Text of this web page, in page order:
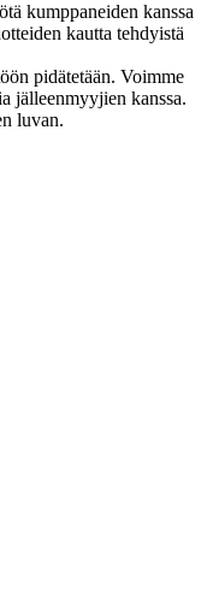
kumppaneiden kanssa
kautta tehdyistä
pidätetään. Voimme
jälleenmyyjien kanssa.
luvan.